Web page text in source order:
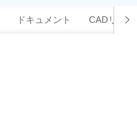
ドキュメント CADリソー